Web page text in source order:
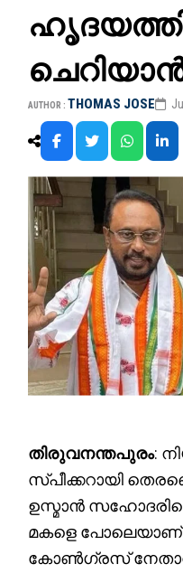
ചെറിയാന്‍
AUTHOR : THOMAS JOSE
തിരുവനന്തപുരം:
സ്പീക്കറായി
ഉസ്മാന്‍
മകളെ പോലെയാണ്
കോണ്‍ഗ്രസ് നേതാവ്